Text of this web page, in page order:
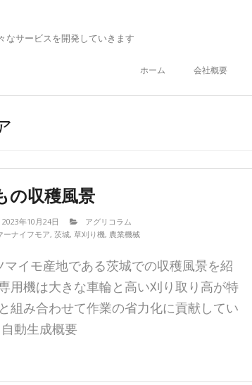
なサービスを開発していきます
ホーム 会社概要
の収穫風景
2023年10月24日
アグリコラム
ーナイフモア,茨城,草刈り機, 農業機械
マイモ産地である茨城での収穫風景を紹
用機は大きな車輪と高い刈り取り高が特
組み合わせて作業の省力化に貢献してい
動生成概要